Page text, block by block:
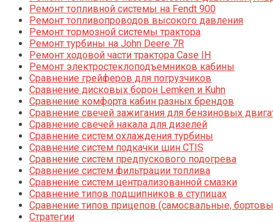
Ремонт топливной системы на Fendt 900
Ремонт топливопроводов высокого давления
Ремонт тормозной системы трактора
Ремонт турбины на John Deere 7R
Ремонт ходовой части трактора Case IH
Ремонт электростеклоподъемников кабины
Сравнение грейферов для погрузчиков
Сравнение дисковых борон Lemken и Kuhn
Сравнение комфорта кабин разных брендов
Сравнение свечей зажигания для бензиновых
Сравнение свечей накала для дизелей
Сравнение систем охлаждения турбины
Сравнение систем подкачки шин CTIS
Сравнение систем предпускового подогрева
Сравнение систем фильтрации топлива
Сравнение систем централизованной смазки
Сравнение типов подшипников в ступицах
Сравнение типов прицепов (самосвальные,
Стратегии